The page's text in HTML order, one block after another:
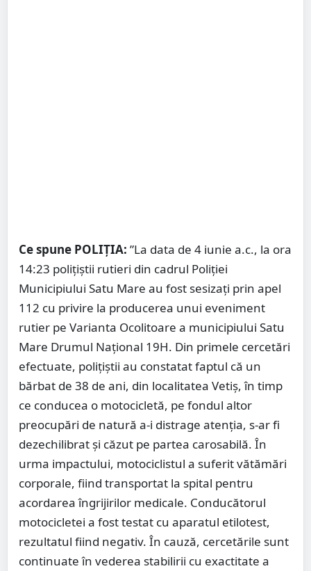
Ce spune POLIȚIA: ”La data de 4 iunie a.c., la ora
14:23 polițiștii rutieri din cadrul Poliției
Municipiului Satu Mare au fost sesizați prin apel
112 cu privire la producerea unui eveniment
rutier pe Varianta Ocolitoare a municipiului Satu
Mare Drumul Național 19H. Din primele cercetări
efectuate, polițiștii au constatat faptul că un
bărbat de 38 de ani, din localitatea Vetiș, în timp
ce conducea o motocicletă, pe fondul altor
preocupări de natură a-i distrage atenția, s-ar fi
dezechilibrat și căzut pe partea carosabilă. În
urma impactului, motociclistul a suferit vătămări
corporale, fiind transportat la spital pentru
acordarea îngrijirilor medicale. Conducătorul
motocicletei a fost testat cu aparatul etilotest,
rezultatul fiind negativ. În cauză, cercetările sunt
continuate în vederea stabilirii cu exactitate a